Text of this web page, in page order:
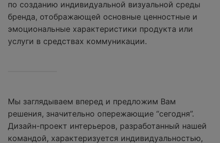
по созданию индивидуальной визуальной среды
бренда, отображающей основные ценностные и
эмоциональные характеристики продукта или
услуги в средствах коммуникации.
Мы заглядываем вперед и предложим Вам
решения, значительно опережающие “сегодня”.
Дизайн-проект интерьеров, разработанный нашей
командой, характеризуется индивидуальностью,